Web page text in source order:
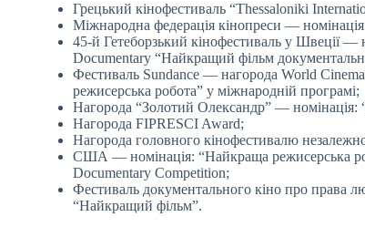
Грецький кінофестиваль “Thessaloniki
Міжнародна федерація кінопреси —
45-й Гетеборзький кінофестиваль у Швеції
Documentary “Найкращий фільм
Фестиваль Sundance — нагорода World
режисерська робота” у міжнародній програмі;
Нагорода “Золотий Олександр” —
Нагорода FIPRESCI Award;
Нагорода головного кінофестивалю
США — номінація: “Найкраща режисерська
Documentary Competition;
Фестиваль документального кіно про права
“Найкращий фільм”.